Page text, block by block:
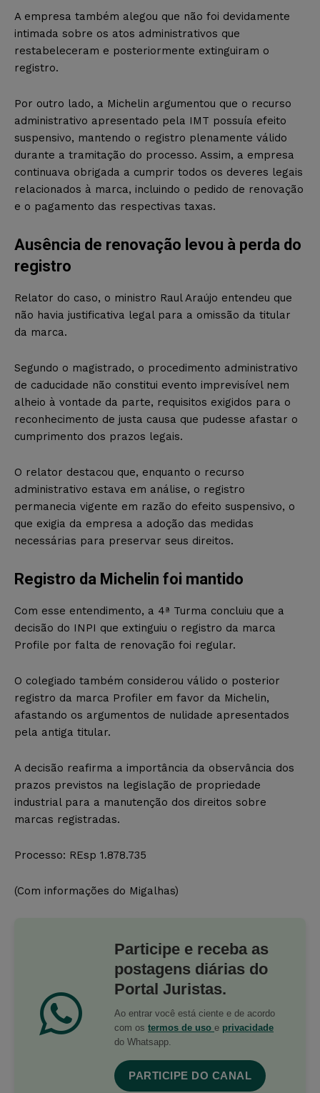
A empresa também alegou que não foi devidamente
intimada sobre os atos administrativos que
restabeleceram e posteriormente extinguiram o
registro.
Por outro lado, a Michelin argumentou que o recurso
administrativo apresentado pela IMT possuía efeito
suspensivo, mantendo o registro plenamente válido
durante a tramitação do processo. Assim, a empresa
continuava obrigada a cumprir todos os deveres legais
relacionados à marca, incluindo o pedido de renovação
e o pagamento das respectivas taxas.
Ausência de renovação levou à perda do
registro
Relator do caso, o ministro Raul Araújo entendeu que
não havia justificativa legal para a omissão da titular
da marca.
Segundo o magistrado, o procedimento administrativo
de caducidade não constitui evento imprevisível nem
alheio à vontade da parte, requisitos exigidos para o
reconhecimento de justa causa que pudesse afastar o
cumprimento dos prazos legais.
O relator destacou que, enquanto o recurso
administrativo estava em análise, o registro
permanecia vigente em razão do efeito suspensivo, o
que exigia da empresa a adoção das medidas
necessárias para preservar seus direitos.
Registro da Michelin foi mantido
Com esse entendimento, a 4ª Turma concluiu que a
decisão do INPI que extinguiu o registro da marca
Profile por falta de renovação foi regular.
O colegiado também considerou válido o posterior
registro da marca Profiler em favor da Michelin,
afastando os argumentos de nulidade apresentados
pela antiga titular.
A decisão reafirma a importância da observância dos
prazos previstos na legislação de propriedade
industrial para a manutenção dos direitos sobre
marcas registradas.
Processo: REsp 1.878.735
(Com informações do Migalhas)
Participe e receba as
postagens diárias do
Portal Juristas.
Ao entrar você está ciente e de acordo
com os termos de uso e privacidade
do Whatsapp.
PARTICIPE DO CANAL